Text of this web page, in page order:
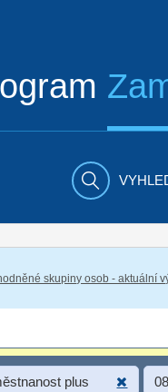
skupiny osob - aktuální
plus